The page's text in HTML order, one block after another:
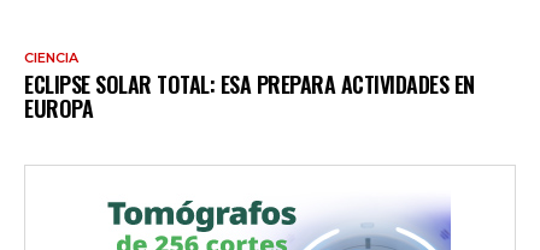
CIENCIA
ECLIPSE SOLAR TOTAL: ESA PREPARA ACTIVIDADES EN
EUROPA